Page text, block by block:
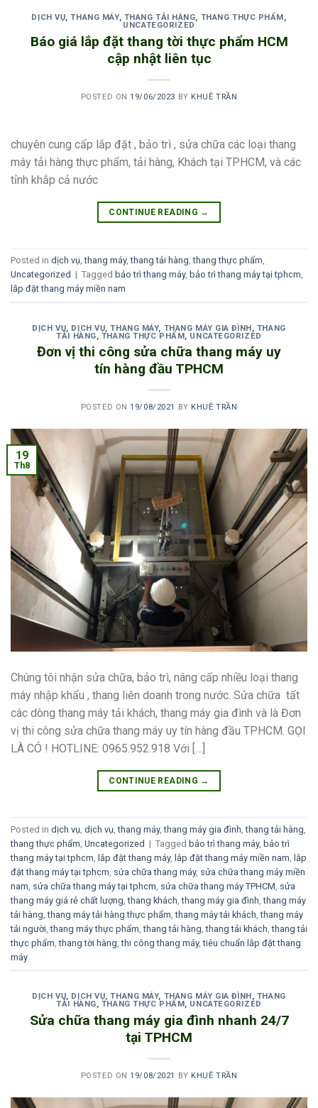
DỊCH VỤ,THANG MÁY, THANG TẢI HÀNG, THANG THỰC PHẨM,
UNCATEGORIZED
Báo giá lắp đặt thang tời thực phẩm HCM
cập nhật liên tục
POSTED ON19/06/2023 BY KHUÊ TRẦN
chuyên cung cấp lắp đặt , bảo trì , sửa chữa các loại thang
máy tải hàng thực phẩm, tải hàng, Khách tại TPHCM, và các
tỉnh khắp cả nước
CONTINUE READING →
Posted in dịch vụ ,thang máy,thang tải hàng ,thang thực phẩm
Uncategorized | Tagged bảo trì thang máy, bảo trì thang máy tại tphcm
lắp đặt thang máy miền nam
DỊCH VỤ, DỊCH VỤ,THANG MÁY, THANG MÁY GIA ĐÌNH, THANG
TẢI HÀNG, THANG THỰC PHẨM, UNCATEGORIZED
Đơn vị thi công sửa chữa thang máy uy
tín hàng đầu TPHCM
POSTED ON19/08/2021 BY KHUÊ TRẦN
19
Th8
Chúng tôi nhận sửa chữa, bảo trì, nâng cấp nhiều loại thang
máy nhập khẩu , thang liên doanh trong nước. Sửa chữa tất
các dòng thang máy tải khách, thang máy gia đình và là Đơn
vị thi công sửa chữa thang máy uy tín hàng đầu TPHCM. GỌI
LÀ CÓ ! HOTLINE: 0965.952.918 Với […]
CONTINUE READING →
Posted in dịch vụ dịch vụ ,thang máy,thang máy gia đình ,thang tải hàng
thang thực phẩm Uncategorized | Tagged bảo trì thang máy, bảo trì
thang máy tại tphcm lắp đặt thang máy, lắp đặt thang máy miền nam lắp
đặt thang máy tại tphcm sửa chữa thang máy, sửa chữa thang máy miền
nam sửa chữa thang máy tại tphcm sửa chữa thang máy TPHCM sửa
thang máy giá rẻ chất lượng ,thang khách ,thang máy gia đình ,thang máy
tải hàng ,thang máy tải hàng thực phẩm ,thang máy tải khách ,thang máy
tải người ,thang máy thực phẩm ,thang tải hàng ,thang tải khách ,thang tải
thực phẩm ,thang tời hàng ,thi công thang máy,tiêu chuẩn lắp đặt thang
máy
DỊCH VỤ, DỊCH VỤ,THANG MÁY, THANG MÁY GIA ĐÌNH , THANG
TẢI HÀNG, THANG THỰC PHẨM , UNCATEGORIZED
Sửa chữa thang máy gia đình nhanh 24/7
tại TPHCM
POSTED ON19/08/2021 BY KHUÊ TRẦN